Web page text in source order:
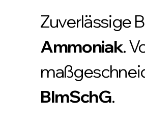
Zuverlässige
Ammoniak.
BImSchG.